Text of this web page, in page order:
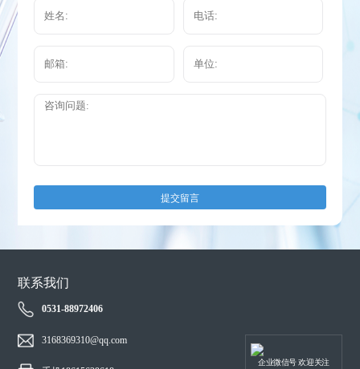
提交留言
联系我们
0531-88972406
3168369310@qq.com
企业微信号 欢迎关注